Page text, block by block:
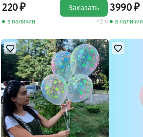
220
в наличии 2 ч
Заказать 3990
в наличии